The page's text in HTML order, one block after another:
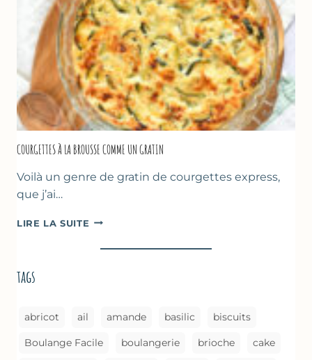
CHICHE
–
CUISSON
AU
FOUR
COURGETTES À LA BROUSSE COMME UN GRATIN
Voilà un genre de gratin de courgettes express,
que j’ai…
LIRE LA SUITE COURGETTES
LA
tags
abricot ail amande basilic biscuits
Boulange Facile boulangerie brioche cake